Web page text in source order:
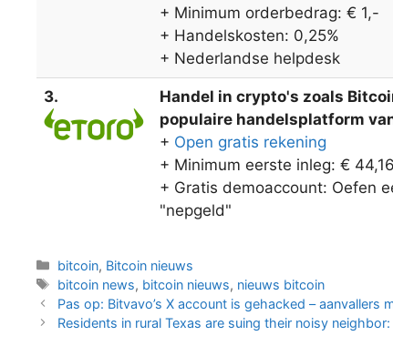
+ Minimum orderbedrag: € 1,-
+ Handelskosten: 0,25%
+ Nederlandse helpdesk
3.
Handel in crypto's zoals
populaire handelsplatform
+ Open gratis rekening
+ Minimum eerste inleg: € 44,16
+ Gratis demoaccount: Oefen
"nepgeld"
Categorieën
bitcoin, Bitcoin nieuws
Tags
bitcoin news, bitcoin nieuws, nieuws bitcoin
Berichtnavigatie
Pas op: Bitvavo’s X account is gehacked – aanvallers
Residents in rural Texas are suing their noisy